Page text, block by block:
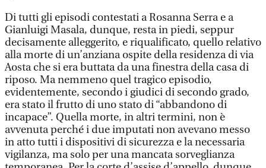
Di tutti gli episodi contestati a Rosanna Serra e a
Gianluigi Masala, dunque, resta in piedi, seppur
decisamente alleggerito, e riqualificato, quello relativo
alla morte di un’anziana ospite della residenza di via
Aosta che si era buttata da una finestra della casa di
riposo. Ma nemmeno quel tragico episodio,
evidentemente, secondo i giudici di secondo grado,
era stato il frutto di uno stato di “abbandono di
incapace”. Quella morte, in altri termini, non è
avvenuta perché i due imputati non avevano messo
in atto tutti i dispositivi di sicurezza e la necessaria
vigilanza, ma solo per una mancata sorveglianza